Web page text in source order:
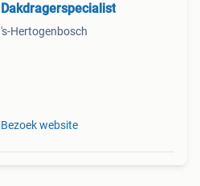
Dakdragerspecialist
's-Hertogenbosch
Bezoek website